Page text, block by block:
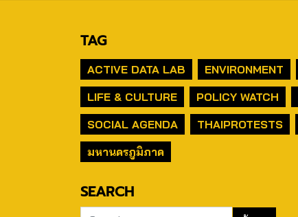
TAG
ACTIVE DATA LAB ENVIRONMENT
LIFE & CULTURE
POLICY WATCH
SOCIAL AGENDA
THAIPROTESTS
มหานครภูมิภาค
SEARCH